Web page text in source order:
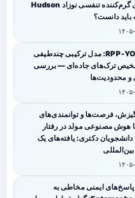
مدارهای گرم‌کننده تنفسی نوزاد Hudson
۱۶
RPP‑YOLOv۱۱: مدل ترکیبی چندطیفی
ترک‌های جاده‌ای — بررسی
و محدودیت‌ها
۱۶
فرصت‌ها و توانمندی‌های
هوش مصنوعی مولد در رفتار
دانشجویان دکتری: یافته‌های یک
۱۶
ایمنی مخاطی به